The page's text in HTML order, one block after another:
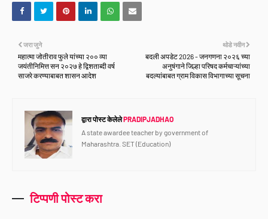
थोडे नवीन
बदली अपडेट 2026 - जनगणना २०२६ च्या
अनुषंगाने जिल्हा परिषद कर्मचाऱ्यांच्या
बदल्यांबाबत ग्राम विकास विभागाच्या सूचना
जरा जुने
महात्मा जोतीराव फुले यांच्या २०० व्या
जयंतीनिमित्त सन २०२७ हे द्विशताब्दी वर्ष
साजरे करण्याबाबत शासन आदेश
द्वारा पोस्ट केलेलेPRADIPJADHAO
A state awardee teacher by government of
Maharashtra. SET (Education)
टिप्पणी पोस्ट करा